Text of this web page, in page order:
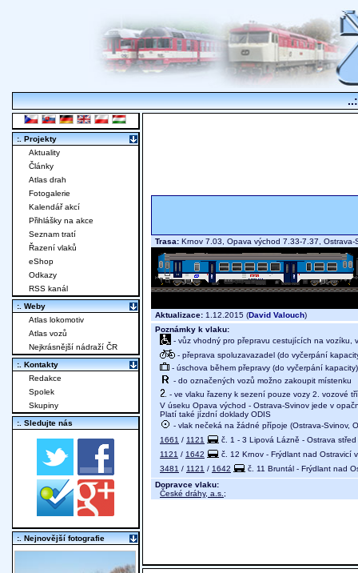
Trasa: Krnov 7.03, Opava východ 7.33-7.37,
Aktualizace: 1.12.2015 (David Valouch)
Poznámky k vlaku:
- vůz vhodný pro přepravu cestujících na vozíku,
- přeprava spoluzavazadel (do vyčerpání
- úschova během přepravy (do vyčerpání kapacity)
- do označených vozů možno zakoupit místenku
- ve vlaku řazeny k sezení pouze vozy 2. vozové
V úseku Opava východ - Ostrava-Svinov jede v
Platí také jízdní doklady ODIS
- vlak nečeká na žádné přípoje (Ostrava-Svinov,
1661 / 1121
č. 1 - 3 Lipová Lázně - Ostrava
1121 / 1642
č. 12 Krnov - Frýdlant nad Ostravicí
3481 / 1121 / 1642
č. 11 Bruntál - Frýdlant nad
Dopravce vlaku:
České dráhy, a.s. ;
:. Projekty
Aktuality
Články
Atlas drah
Fotogalerie
Kalendář akcí
Přihlášky na akce
Seznam tratí
Řazení vlaků
eShop
Odkazy
RSS kanál
:. Weby
Atlas lokomotiv
Atlas vozů
Nejkrásnější nádraží ČR
:. Kontakty
Redakce
Spolek
Skupiny
:. Sledujte nás
:. Nejnovější fotografie